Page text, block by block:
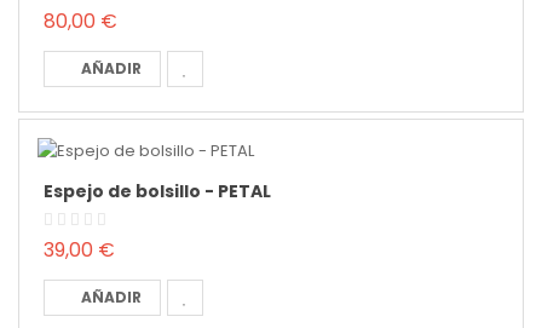
80,00 €
AÑADIR
Espejo de bolsillo - PETAL
39,00 €
AÑADIR